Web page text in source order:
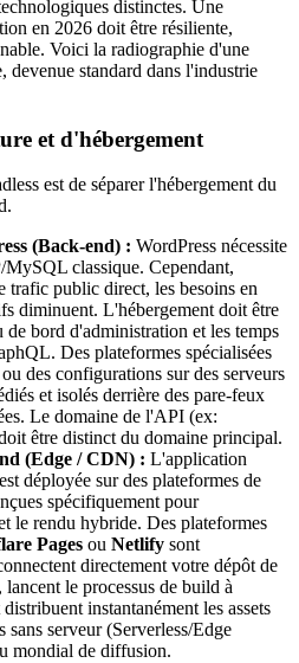
distinctes. Une
en 2026 doit être résiliente,
Voici la radiographie d'une
devenue standard dans l'industrie
et d'hébergement
est de séparer l'hébergement du
(Back-end) : WordPress nécessite
classique. Cependant,
trafic public direct, les besoins en
diminuent. L'hébergement doit être
de bord d'administration et les temps
Des plateformes spécialisées
des configurations sur des serveurs
et isolés derrière des pare-feux
Le domaine de l'API (ex:
être distinct du domaine principal.
(Edge / CDN) : L'application
déployée sur des plateformes de
spécifiquement pour
le rendu hybride. Des plateformes
Pages ou Netlify sont
directement votre dépôt de
le processus de build à
instantanément les assets
sans serveur (Serverless/Edge
mondial de diffusion.